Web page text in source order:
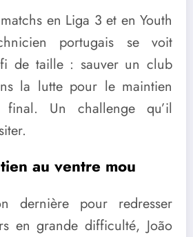
en Liga 3 et en Youth
portugais se voit
de taille : sauver un club
la lutte pour le maintien
Un challenge qu’il
au ventre mou
dernière pour redresser
en grande difficulté, João